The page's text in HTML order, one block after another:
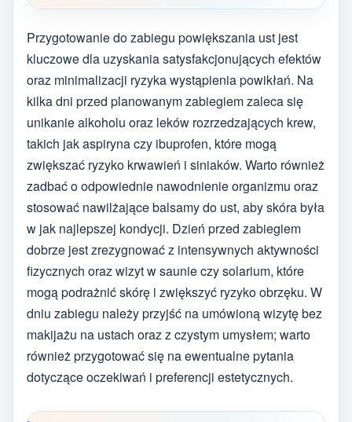
Przygotowanie do zabiegu powiększania ust jest
kluczowe dla uzyskania satysfakcjonujących efektów
oraz minimalizacji ryzyka wystąpienia powikłań. Na
kilka dni przed planowanym zabiegiem zaleca się
unikanie alkoholu oraz leków rozrzedzających krew,
takich jak aspiryna czy ibuprofen, które mogą
zwiększać ryzyko krwawień i siniaków. Warto również
zadbać o odpowiednie nawodnienie organizmu oraz
stosować nawilżające balsamy do ust, aby skóra była
w jak najlepszej kondycji. Dzień przed zabiegiem
dobrze jest zrezygnować z intensywnych aktywności
fizycznych oraz wizyt w saunie czy solarium, które
mogą podrażnić skórę i zwiększyć ryzyko obrzęku. W
dniu zabiegu należy przyjść na umówioną wizytę bez
makijażu na ustach oraz z czystym umysłem; warto
również przygotować się na ewentualne pytania
dotyczące oczekiwań i preferencji estetycznych.